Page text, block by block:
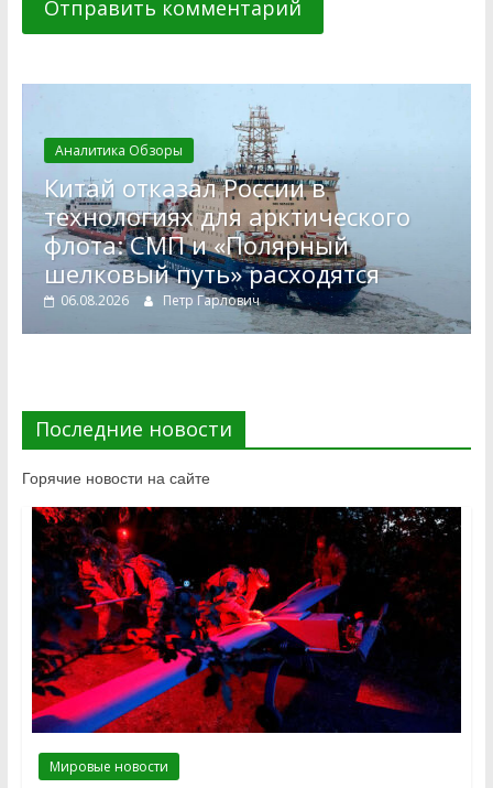
Аналитика Обзоры
Китай отказал России в
технологиях для арктического
флота: СМП и «Полярный
шелковый путь» расходятся
06.08.2026 Петр Гарлович
Последние новости
Горячие новости на сайте
Мировые новости